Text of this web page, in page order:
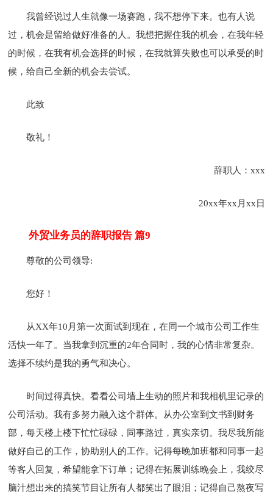
我曾经说过人生就像一场赛跑，我不想停下来。也有人说
过，机会是留给做好准备的人。我想把握住我的机会，在我年轻
的时候，在我有机会选择的时候，在我就算失败也可以承受的时
候，给自己全新的机会去尝试。
此致
敬礼！
辞职人：xxx
20xx年xx月xx日
外贸业务员的辞职报告 篇9
尊敬的公司领导:
您好！
从XX年10月第一次面试到现在，在同一个城市公司工作生
活快一年了。当我拿到沉重的2年合同时，我的心情非常复杂。
选择不续约是我的勇气和决心。
时间过得真快。看看公司墙上生动的照片和我相机里记录的
公司活动。我有多努力融入这个群体。从办公室到文书到财务
部，每天楼上楼下忙忙碌碌，同事路过，真实亲切。我尽我所能
做好自己的工作，协助别人的工作。记得每晚加班都和同事一起
等客人回复，希望能拿下订单；记得在拓展训练晚会上，我绞尽
脑汁想出来的搞笑节目让所有人都笑出了眼泪；记得自己熬夜写